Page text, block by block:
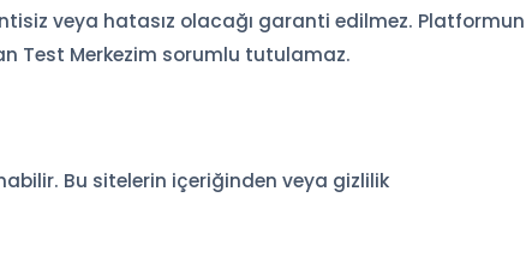
veya hatasız olacağı garanti edilmez. Platformun
Test Merkezim sorumlu tutulamaz.
Bu sitelerin içeriğinden veya gizlilik